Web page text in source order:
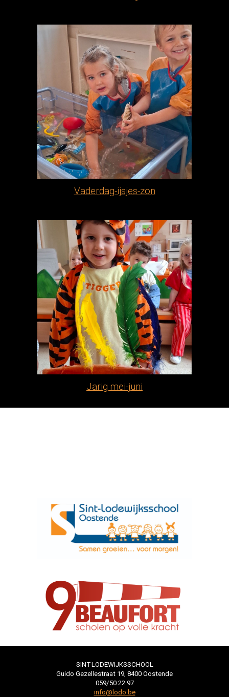
Vaderdag-ijsjes-zon
Jarig mei-juni
SINT-LODEWIJKSSCHOOL
Guido Gezellestraat 19, 8400 Oostende
059/50 22 97
​​​​​​​info@lodo.be